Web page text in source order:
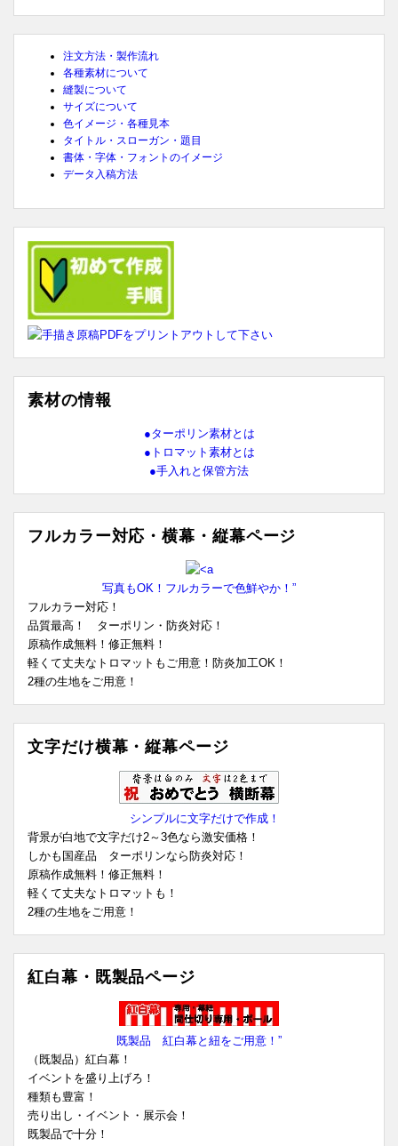
注文方法・製作流れ
各種素材について
縫製について
サイズについて
色イメージ・各種見本
タイトル・スローガン・題目
書体・字体・フォントのイメージ
データ入稿方法
素材の情報
●ターポリン素材とは
●トロマット素材とは
●手入れと保管方法
フルカラー対応・横幕・縦幕ページ
写真もOK！フルカラーで色鮮やか！”
フルカラー対応！
品質最高！ ターポリン・防炎対応！
原稿作成無料！修正無料！
軽くて丈夫なトロマットもご用意！防炎加工OK！
2種の生地をご用意！
文字だけ横幕・縦幕ページ
シンプルに文字だけで作成！
背景が白地で文字だけ2～3色なら激安価格！
しかも国産品 ターポリンなら防炎対応！
原稿作成無料！修正無料！
軽くて丈夫なトロマットも！
2種の生地をご用意！
紅白幕・既製品ページ
既製品 紅白幕と紐をご用意！”
（既製品）紅白幕！
イベントを盛り上げろ！
種類も豊富！
売り出し・イベント・展示会！
既製品で十分！